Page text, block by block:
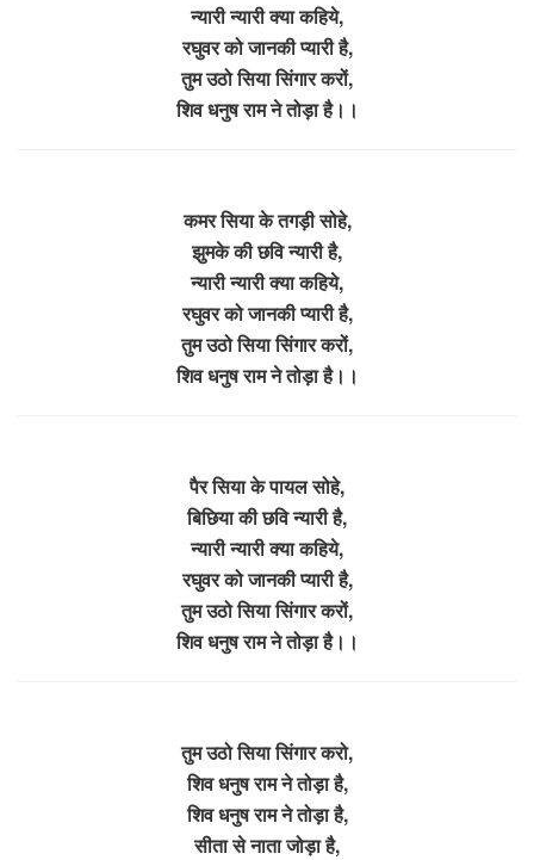
न्यारी न्यारी क्या कहिये,
रघुवर को जानकी प्यारी है,
तुम उठो सिया सिंगार करों,
शिव धनुष राम ने तोड़ा है।।
कमर सिया के तगड़ी सोहे,
झुमके की छवि न्यारी है,
न्यारी न्यारी क्या कहिये,
रघुवर को जानकी प्यारी है,
तुम उठो सिया सिंगार करों,
शिव धनुष राम ने तोड़ा है।।
पैर सिया के पायल सोहे,
बिछिया की छवि न्यारी है,
न्यारी न्यारी क्या कहिये,
रघुवर को जानकी प्यारी है,
तुम उठो सिया सिंगार करों,
शिव धनुष राम ने तोड़ा है।।
तुम उठो सिया सिंगार करो,
शिव धनुष राम ने तोड़ा है,
शिव धनुष राम ने तोड़ा है,
सीता से नाता जोड़ा है,